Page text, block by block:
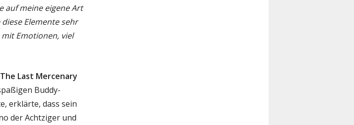
auf meine eigene Art
Elemente sehr
Emotionen, viel
The Last Mercenary
Buddy-
erklärte, dass sein
der Achtziger und